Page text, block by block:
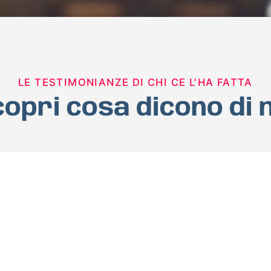
LE TESTIMONIANZE DI CHI CE L'HA FATTA
cosa dicono di